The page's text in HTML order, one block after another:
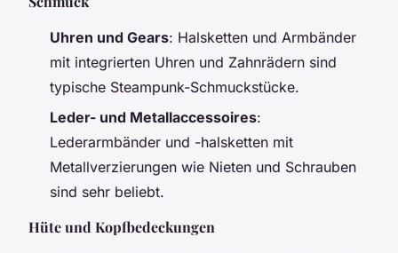
Uhren und Gears: Halsketten und Armbänder
mit integrierten Uhren und Zahnrädern sind
typische Steampunk-Schmuckstücke.
Leder- und Metallaccessoires:
Lederarmbänder und -halsketten mit
Metallverzierungen wie Nieten und Schrauben
sind sehr beliebt.
Hüte und Kopfbedeckungen